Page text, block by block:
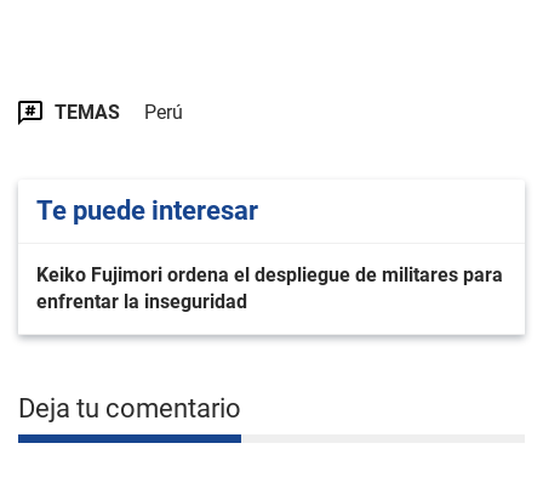
TEMAS Perú
Te puede interesar
Keiko Fujimori ordena el despliegue de militares para
enfrentar la inseguridad
Deja tu comentario